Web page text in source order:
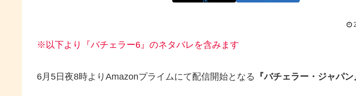
※以下より『バチェラー6』のネタバレを含みます
6月5日夜8時よりAmazonプライムにて配信開始となる 『バチェラー・ジャパ